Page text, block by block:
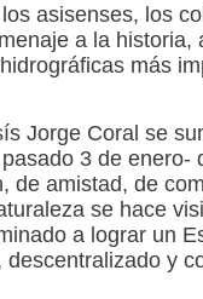
asisenses, los
a la historia,
más
Jorge Coral se
3 de enero-
de amistad, de
se hace
a lograr un
y